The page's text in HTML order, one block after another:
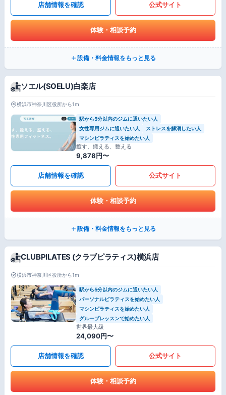
店舗情報を確認 公式サイト
体験・相談予約
設備・料金情報をもっと見る
ソエル(SOELU)白楽店
横浜市神奈川区役所から1m
駅から5分以内のジムに通いたい人
女性専用ジムに通いたい人
ストレスを解消したい人
マシンピラティスを始めたい人
癒す、鍛える、整える
9,878円〜
店舗情報を確認 公式サイト
体験・相談予約
設備・料金情報をもっと見る
CLUBPILATES (クラブピラティス)横浜店
横浜市神奈川区役所から1m
駅から5分以内のジムに通いたい人
パーソナルピラティスを始めたい人
マシンピラティスを始めたい人
グループレッスンで始めたい人
世界最大級
24,090円〜
店舗情報を確認 公式サイト
体験・相談予約